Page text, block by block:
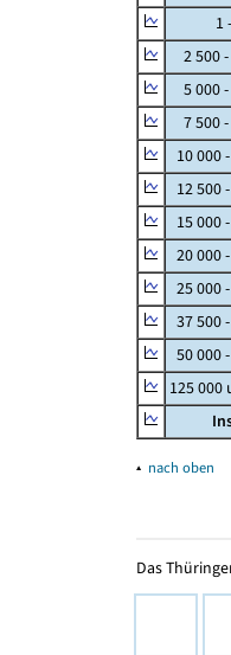
1 -
2 500
5 000
7 500
10 000
12 500
15 000
20 000
25 000
37 500
50 000
125
▴ nach oben
Das